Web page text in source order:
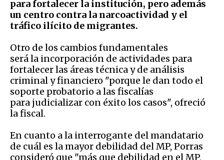
para fortalecer la institución, pero además
un centro contra la narcoactividad y el
tráfico ilícito de migrantes.
Otro de los cambios fundamentales
será la incorporación de actividades para
fortalecer las áreas técnica y de análisis
criminal y financiero "porque le dan todo el
soporte probatorio a las fiscalías
para judicializar con éxito los casos", ofreció
la fiscal.
En cuanto a la interrogante del mandatario
de cuál es la mayor debilidad del MP, Porras
consideró que "más que debilidad en el MP,